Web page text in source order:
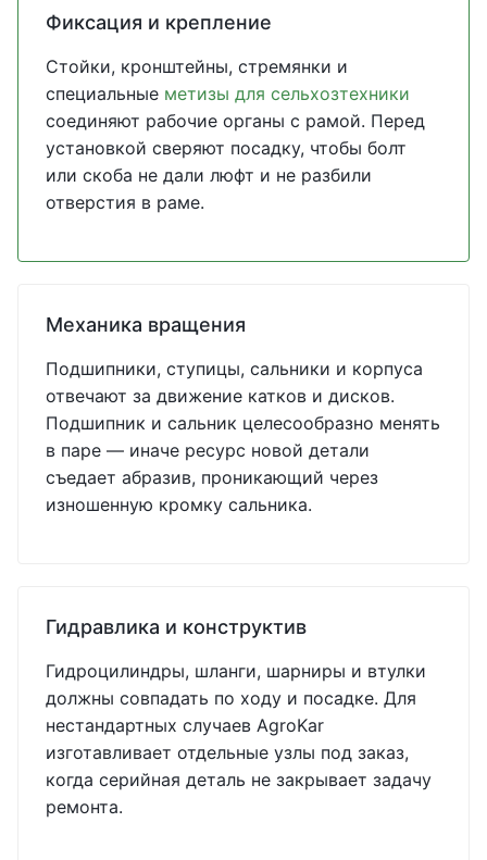
Фиксация и крепление
Стойки, кронштейны, стремянки и
специальные метизы для сельхозтехники
соединяют рабочие органы с рамой. Перед
установкой сверяют посадку, чтобы болт
или скоба не дали люфт и не разбили
отверстия в раме.
Механика вращения
Подшипники, ступицы, сальники и корпуса
отвечают за движение катков и дисков.
Подшипник и сальник целесообразно менять
в паре — иначе ресурс новой детали
съедает абразив, проникающий через
изношенную кромку сальника.
Гидравлика и конструктив
Гидроцилиндры, шланги, шарниры и втулки
должны совпадать по ходу и посадке. Для
нестандартных случаев AgroKar
изготавливает отдельные узлы под заказ,
когда серийная деталь не закрывает задачу
ремонта.